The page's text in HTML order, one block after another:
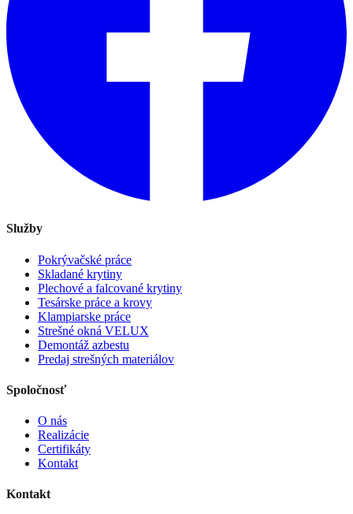
Služby
Pokrývačské práce
Skladané krytiny
Plechové a falcované krytiny
Tesárske práce a krovy
Klampiarske práce
Strešné okná VELUX
Demontáž azbestu
Predaj strešných materiálov
Spoločnosť
O nás
Realizácie
Certifikáty
Kontakt
Kontakt